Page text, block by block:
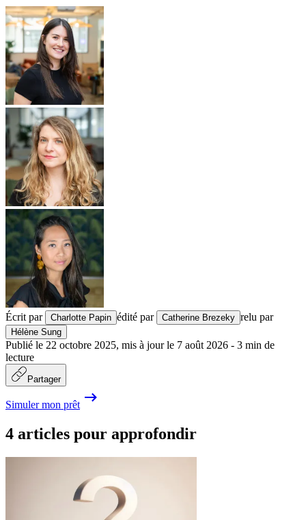
Écrit par Charlotte Papin édité par Catherine Brezeky relu par
Hélène Sung
Publié le 22 octobre 2025, mis à jour le 7 août 2026 - 3 min de
lecture
Partager
Simuler mon prêt
4 articles pour approfondir